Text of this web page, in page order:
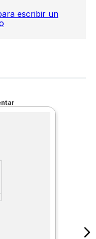
escribir un